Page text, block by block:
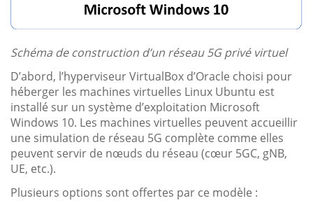
Schéma de construction d’un réseau 5G privé virtuel
D’abord, l’hyperviseur VirtualBox d’Oracle choisi pour
héberger les machines virtuelles Linux Ubuntu est
installé sur un système d’exploitation Microsoft
Windows 10. Les machines virtuelles peuvent accueillir
une simulation de réseau 5G complète comme elles
peuvent servir de nœuds du réseau (cœur 5GC, gNB,
UE, etc.).
Plusieurs options sont offertes par ce modèle :